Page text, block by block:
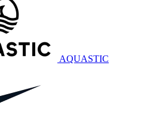
AQUASTIC